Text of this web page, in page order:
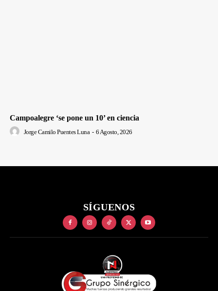
Campoalegre ‘se pone un 10’ en ciencia
Jorge Camilo Puentes Luna - 6 Agosto, 2026
SÍGUENOS